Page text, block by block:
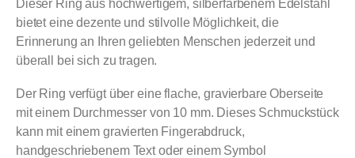
Dieser Ring aus hochwertigem, silberfarbenem Edelstahl
bietet eine dezente und stilvolle Möglichkeit, die
Erinnerung an Ihren geliebten Menschen jederzeit und
überall bei sich zu tragen.
Der Ring verfügt über eine flache, gravierbare Oberseite
mit einem Durchmesser von 10 mm. Dieses Schmuckstück
kann mit einem gravierten Fingerabdruck,
handgeschriebenem Text oder einem Symbol